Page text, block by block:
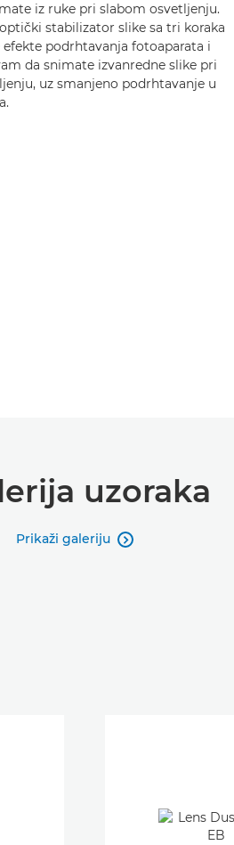
iz ruke pri slabom osvetljenju.
stabilizator slike sa tri koraka
podrhtavanja fotoaparata i
da snimate izvanredne slike pri
uz smanjeno podrhtavanje u
uzoraka
Prikaži galeriju 